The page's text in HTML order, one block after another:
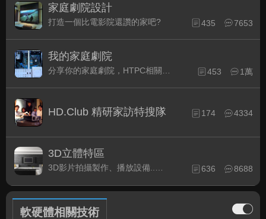
家庭劇院設計
打造一個比電影院還讚的家吧? 435 7653
我的家庭劇院
453 1萬
HD.Club 精研家訪特搜隊 174 4334
3D立體特區
3D影片拍攝製作、播放設備..等相關討論 636 8688
軟硬體相關技術